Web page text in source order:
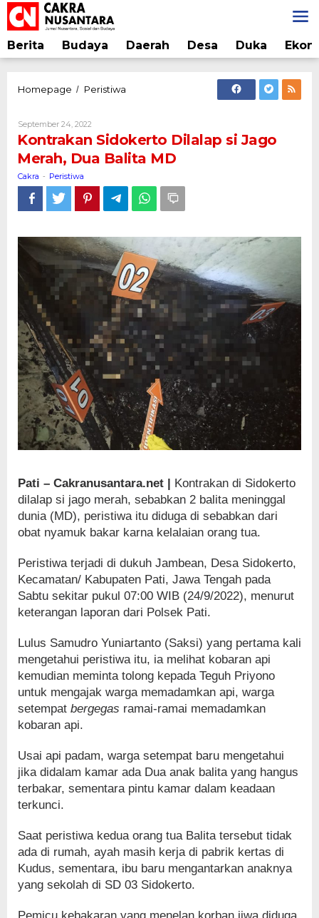
Lewati
ke
konten
Berita Budaya Daerah Desa Duka
Homepage / Peristiwa
Jago
Merah,
Balita
MD
September 24, 2022
Cakra
Kontrakan Sidokerto Dilalap si Jago
Merah, Dua Balita MD
Cakra - Peristiwa
Pati – Cakranusantara.net | Kontrakan di Sidokerto
dilalap si jago merah, sebabkan 2 balita meninggal
dunia (MD), peristiwa itu diduga di sebabkan dari
obat nyamuk bakar karna kelalaian orang tua.
Peristiwa terjadi di dukuh Jambean, Desa Sidokerto,
Kecamatan/ Kabupaten Pati, Jawa Tengah pada
Sabtu sekitar pukul 07:00 WIB (24/9/2022), menurut
keterangan laporan dari Polsek Pati.
Lulus Samudro Yuniartanto (Saksi) yang pertama kali
mengetahui peristiwa itu, ia melihat kobaran api
kemudian meminta tolong kepada Teguh Priyono
untuk mengajak warga memadamkan api, warga
setempat bergegas ramai-ramai memadamkan
kobaran api.
Usai api padam, warga setempat baru mengetahui
jika didalam kamar ada Dua anak balita yang hangus
terbakar, sementara pintu kamar dalam keadaan
terkunci.
Saat peristiwa kedua orang tua Balita tersebut tidak
ada di rumah, ayah masih kerja di pabrik kertas di
Kudus, sementara, ibu baru mengantarkan anaknya
yang sekolah di SD 03 Sidokerto.
Pemicu kebakaran yang menelan korban jiwa diduga